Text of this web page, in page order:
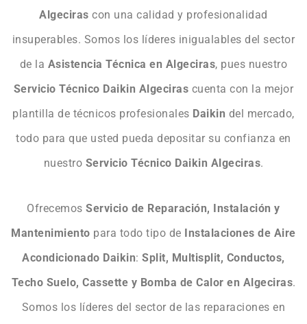
Algeciras con una calidad y profesionalidad
insuperables. Somos los líderes inigualables del sector
de la Asistencia Técnica en Algeciras, pues nuestro
Servicio Técnico Daikin Algeciras cuenta con la mejor
plantilla de técnicos profesionales Daikin del mercado,
todo para que usted pueda depositar su confianza en
nuestro Servicio Técnico Daikin Algeciras.
OfrecemosServicio de Reparación, Instalación y
Mantenimiento para todo tipo de Instalaciones de Aire
Acondicionado Daikin:Split, Multisplit, Conductos,
Techo Suelo, Cassette y Bomba de Calor en Algeciras.
Somos los líderes del sector de las reparaciones en